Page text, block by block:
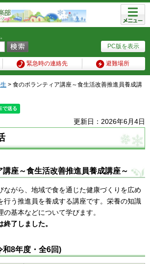
PC版を表示
緊急時の連絡先 避難場所
メニュ
ー
> 食のボランティア講座～食生活改善推進員養成講
更新日：2026年6月4日
座～食生活改善推進員養成講座～
ながら、地域で食を通じた健康づくりを広め
行う推進員を養成する講座です。栄養の知識
理の基本などについて学びます。
了しました。
和8年度・全6回)